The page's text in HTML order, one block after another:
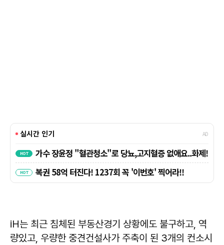
iH는 최근 침체된 부동산경기 상황에도 불구하고, 역
량있고, 우량한 중견건설사가 주축이 된 3개의 컨소시